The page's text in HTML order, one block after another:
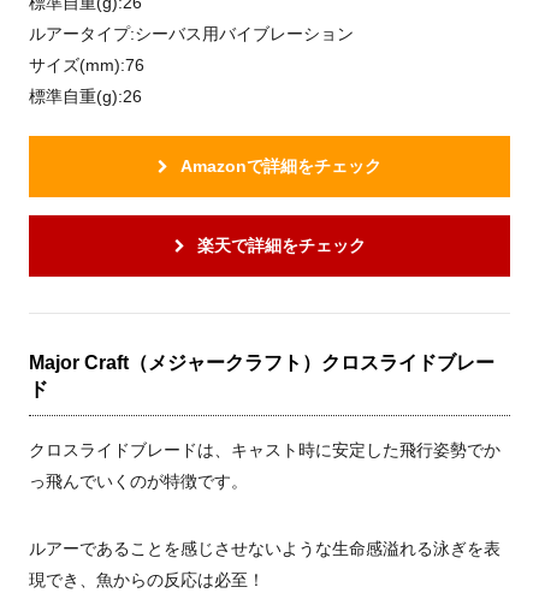
ルアータイプ:シーバス用バイブレーション
サイズ(mm):76
標準自重(g):26
Amazonで詳細をチェック
楽天で詳細をチェック
Major Craft（メジャークラフト）クロスライドブレー
ド
クロスライドブレードは、キャスト時に安定した飛行姿勢でか
っ飛んでいくのが特徴です。
ルアーであることを感じさせないような生命感溢れる泳ぎを表
現でき、魚からの反応は必至！